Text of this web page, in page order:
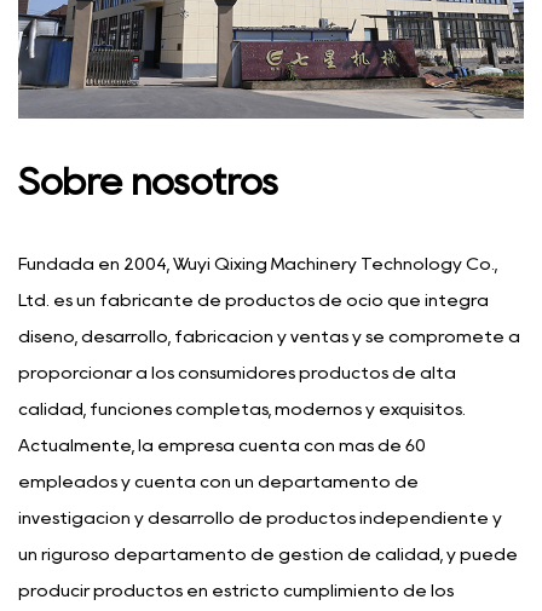
Sobre nosotros
Fundada en 2004, Wuyi Qixing Machinery Technology Co.,
Ltd. es un fabricante de productos de ocio que integra
diseño, desarrollo, fabricación y ventas y se compromete a
proporcionar a los consumidores productos de alta
calidad, funciones completas, modernos y exquisitos.
Actualmente, la empresa cuenta con más de 60
empleados y cuenta con un departamento de
investigación y desarrollo de productos independiente y
un riguroso departamento de gestión de calidad, y puede
producir productos en estricto cumplimiento de los